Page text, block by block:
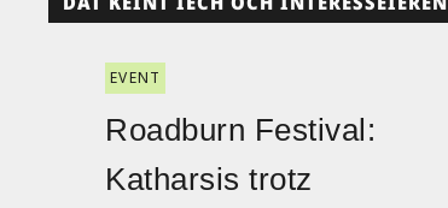
EVENT
Roadburn Festival:
Katharsis trotz